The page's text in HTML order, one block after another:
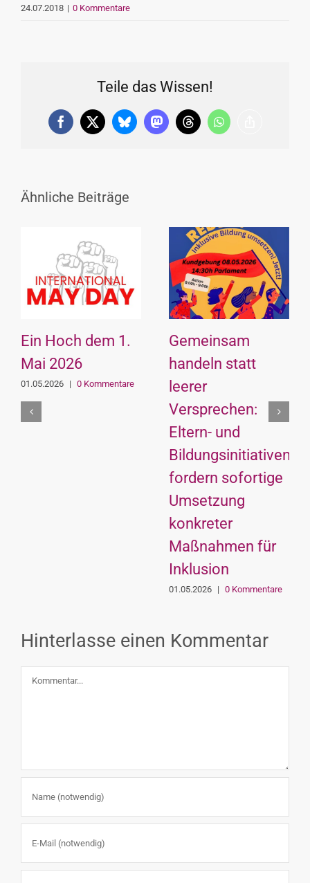
24.07.2018 | 0 Kommentare
Teile das Wissen!
Facebook
X BlueskyMastodonThreadsWhatsApp
Ähnliche Beiträge
Ein Hoch dem 1.
Mai 2026
01.05.2026 | 0 Kommentare
Gemeinsam
handeln statt
leerer
Versprechen:
Eltern- und
Bildungsinitiativen
fordern sofortige
Umsetzung
konkreter
Maßnahmen für
Inklusion
01.05.2026 | 0 Kommentare
Hinterlasse einen Kommentar
Kommentar